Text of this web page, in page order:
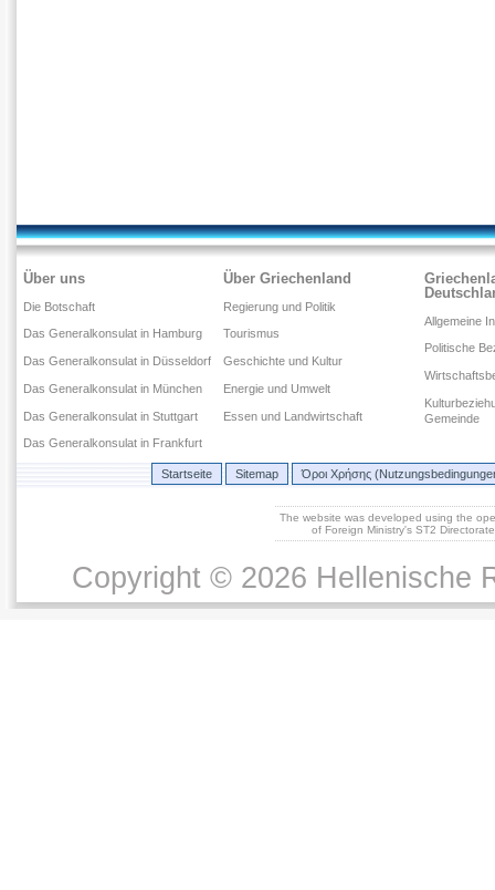
Über uns
Die Botschaft
Das Generalkonsulat in Hamburg
Das Generalkonsulat in Düsseldorf
Das Generalkonsulat in München
Das Generalkonsulat in Stuttgart
Das Generalkonsulat in Frankfurt
Über Griechenland
Regierung und Politik
Tourismus
Geschichte und Kultur
Energie und Umwelt
Essen und Landwirtschaft
Allgemeine
Politische
Gemeinde
Startseite Sitemap Όροι Χρήσης
The website was developed using the
of Foreign Ministry's ST2
Copyright © 2026 Hellenische